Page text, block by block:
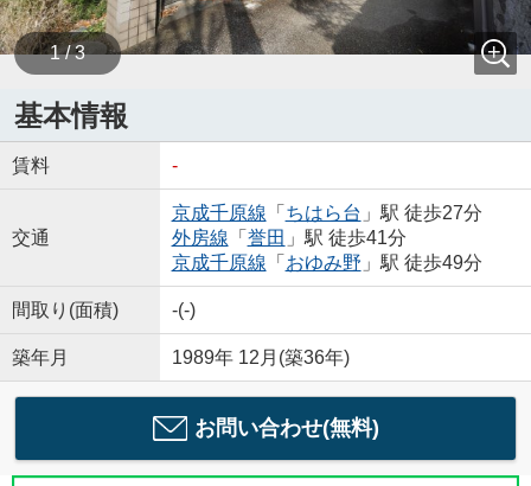
1 / 3
基本情報
賃料 -
交通
京成千原線 「 ちはら台 」駅 徒歩27分
外房線 「 誉田 」駅 徒歩41分
京成千原線 「 おゆみ野 」駅 徒歩49分
間取り(面積) -(-)
築年月 1989年 12月(築36年)
お問い合わせ(無料)